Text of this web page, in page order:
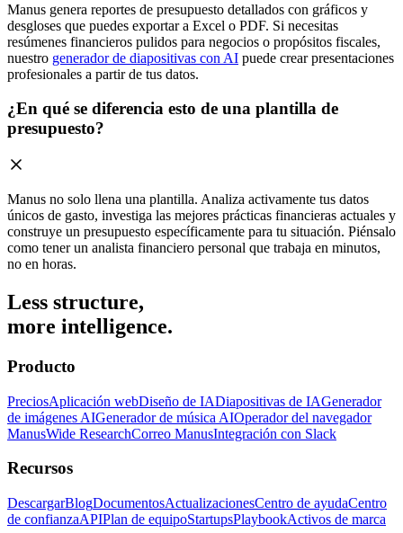
Manus genera reportes de presupuesto detallados con gráficos y
desgloses que puedes exportar a Excel o PDF. Si necesitas
resúmenes financieros pulidos para negocios o propósitos fiscales,
nuestro generador de diapositivas con AI puede crear presentaciones
profesionales a partir de tus datos.
¿En qué se diferencia esto de una plantilla de
presupuesto?
Manus no solo llena una plantilla. Analiza activamente tus datos
únicos de gasto, investiga las mejores prácticas financieras actuales y
construye un presupuesto específicamente para tu situación. Piénsalo
como tener un analista financiero personal que trabaja en minutos,
no en horas.
Less structure,
more intelligence.
Producto
PreciosAplicación webDiseño de IADiapositivas de IAGenerador
de imágenes AIGenerador de música AIOperador del navegador
ManusWide ResearchCorreo ManusIntegración con Slack
Recursos
DescargarBlogDocumentosActualizacionesCentro de ayudaCentro
de confianzaAPIPlan de equipoStartupsPlaybookActivos de marca